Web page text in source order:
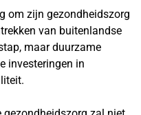
om zijn gezondheidszorg
van buitenlandse
maar duurzame
investeringen in